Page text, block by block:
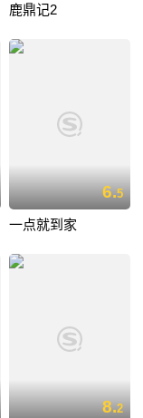
鹿鼎记2
6.5
一点就到家
8.2